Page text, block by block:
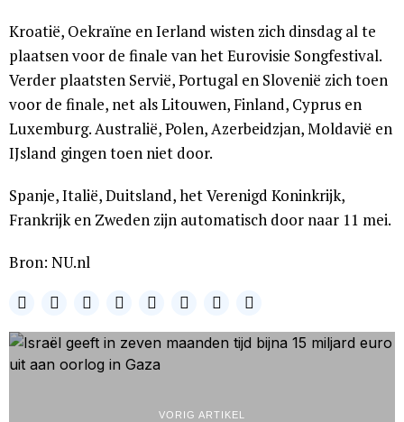
Kroatië, Oekraïne en Ierland wisten zich dinsdag al te
plaatsen voor de finale van het Eurovisie Songfestival.
Verder plaatsten Servië, Portugal en Slovenië zich toen
voor de finale, net als Litouwen, Finland, Cyprus en
Luxemburg. Australië, Polen, Azerbeidzjan, Moldavië en
IJsland gingen toen niet door.
Spanje, Italië, Duitsland, het Verenigd Koninkrijk,
Frankrijk en Zweden zijn automatisch door naar 11 mei.
Bron: NU.nl
VORIG ARTIKEL